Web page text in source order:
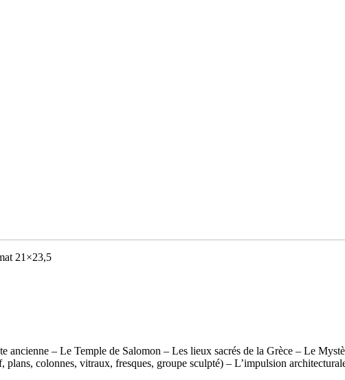
21×23,5
ancienne – Le Temple de Salomon – Les lieux sacrés de la Grèce – Le
colonnes, vitraux, fresques, groupe sculpté) – L’impulsion